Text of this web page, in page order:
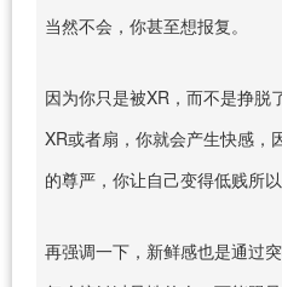
当然不会，你甚至想报复。
因为你只是被XR，而不是挣脱
XR或者扇，你就会产生快感，
的尊严，你让自己变得低贱所以
再强调一下，新鲜感也是通过